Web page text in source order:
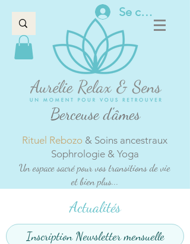
Se connecter
Berceuse d'âmes
Rituel Rebozo & Soins ancestraux
Sophrologie & Yoga
Un espace sacré pour vos transitions de vie
et bien plus...
Actualités
Inscription Newsletter mensuelle